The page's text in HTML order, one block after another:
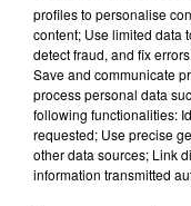
BOY
Dai Dai
17h40
17h40
profiles to personalise
content; Use limited data
detect fraud, and fix
Save and communicate
process personal data
following functionalities:
requested; Use precise
other data sources; Link
information transmitted